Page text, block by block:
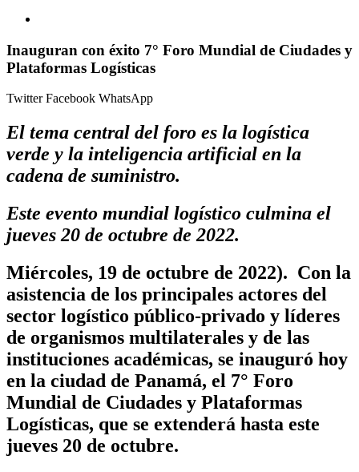
Inauguran con éxito 7° Foro Mundial de Ciudades y
Plataformas Logísticas
TwitterFacebook WhatsApp
El tema central del foro es la logística
verde y la inteligencia artificial en la
cadena de suministro.
Este evento mundial logístico culmina el
jueves 20 de octubre de 2022.
Miércoles, 19 de octubre de 2022). Con la
asistencia de los principales actores del
sector logístico público-privado y líderes
de organismos multilaterales y de las
instituciones académicas, se inauguró hoy
en la ciudad de Panamá, el 7° Foro
Mundial de Ciudades y Plataformas
Logísticas, que se extenderá hasta este
jueves 20 de octubre.